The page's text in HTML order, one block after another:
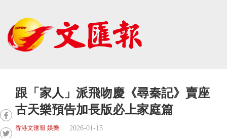
跟「家人」派飛吻慶《尋秦記》賣座
古天樂預告加長版必上家庭篇
香港文匯報 娛樂 2026-01-15